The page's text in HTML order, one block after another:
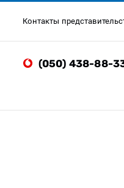
Контакты
(050) 438-88-